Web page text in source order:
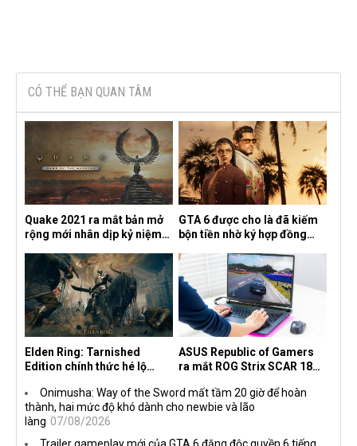
CÓ THỂ BẠN QUAN TÂM
Quake 2021 ra mắt bản mở
rộng mới nhân dịp kỷ niệm
the Machine
GTA 6 được cho là đã kiếm
bộn tiền nhờ ký hợp đồng
Elden Ring: Tarnished
Edition chính thức hé lộ
ASUS Republic of Gamers
ra mắt ROG Strix SCAR 18
Onimusha: Way of the Sword mất tầm 20 giờ để hoàn
thành, hai mức độ khó dành cho newbie và lão
làng 07/08/2026